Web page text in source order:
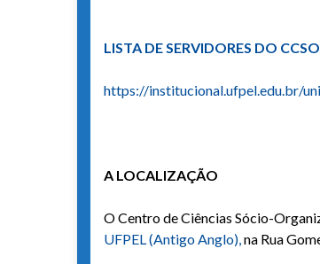
LISTA DE SERVIDORES DO CCSO
https://institucional.ufpel.edu.br/
A LOCALIZAÇÃO
O Centro de Ciências Sócio-
UFPEL (Antigo Anglo),na Rua